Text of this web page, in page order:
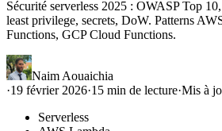
Sécurité serverless 2025 : OWASP Top
least privilege, secrets, DoW. Patterns
Functions, GCP Cloud Functions.
Naim Aouaichia
·19 février 2026·15 min de lecture·Mis à
Serverless